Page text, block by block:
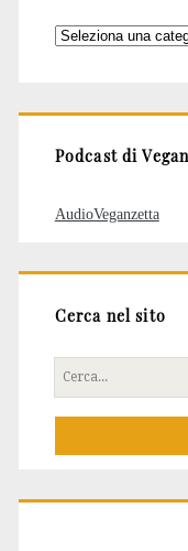
Categorie
Podcast di
AudioVeganzetta
Cerca nel sito
Cerca
per: